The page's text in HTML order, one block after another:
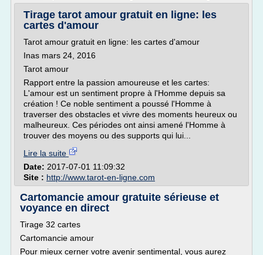
Tirage tarot amour gratuit en ligne: les
cartes d'amour
Tarot amour gratuit en ligne: les cartes d'amour
Inas mars 24, 2016
Tarot amour
Rapport entre la passion amoureuse et les cartes:
L'amour est un sentiment propre à l'Homme depuis sa
création ! Ce noble sentiment a poussé l'Homme à
traverser des obstacles et vivre des moments heureux ou
malheureux. Ces périodes ont ainsi amené l'Homme à
trouver des moyens ou des supports qui lui...
Lire la suite
Date: 2017-07-01 11:09:32
Site : http://www.tarot-en-ligne.com
Cartomancie amour gratuite sérieuse et
voyance en direct
Tirage 32 cartes
Cartomancie amour
Pour mieux cerner votre avenir sentimental, vous aurez